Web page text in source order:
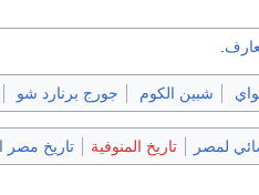
.
شبين الكوم جورج برنارد شو
لمصر تاريخ المنوفية تاريخ مصر